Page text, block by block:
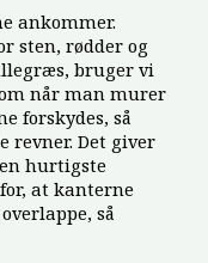
ankommer.
sten, rødder og
bruger vi
når man murer
forskydes, så
revner. Det giver
hurtigste
at kanterne
så